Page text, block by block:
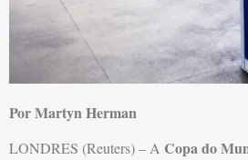
Por Martyn Herman
LONDRES (Reuters) – A Copa do